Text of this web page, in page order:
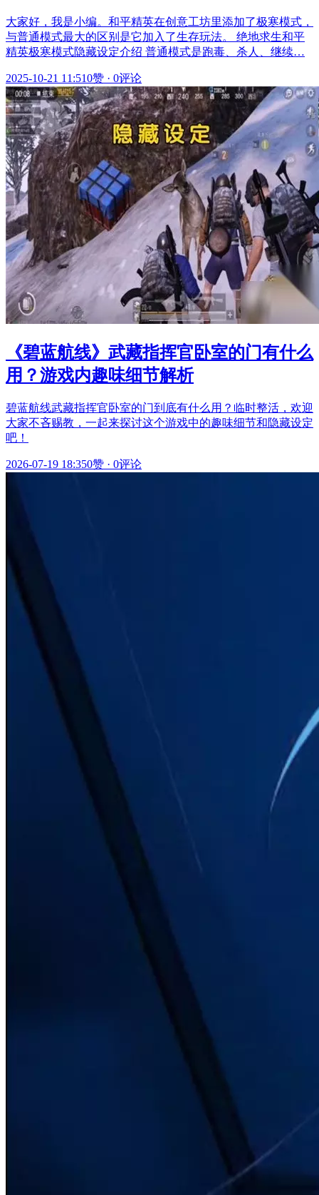
大家好，我是小编。和平精英在创意工坊里添加了极寒模式，
与普通模式最大的区别是它加入了生存玩法。 绝地求生和平
精英极寒模式隐藏设定介绍 普通模式是跑毒、杀人、继续…
2025-10-21 11:510赞 · 0评论
《碧蓝航线》武藏指挥官卧室的门有什么
用？游戏内趣味细节解析
碧蓝航线武藏指挥官卧室的门到底有什么用？临时整活，欢迎
大家不吝赐教，一起来探讨这个游戏中的趣味细节和隐藏设定
吧！
2026-07-19 18:350赞 · 0评论